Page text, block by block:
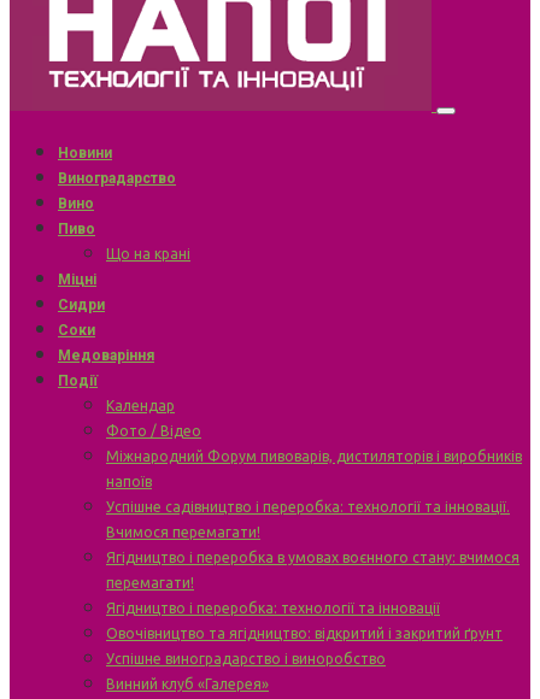
Новини
Виноградарство
Вино
Пиво
Що на крані
Міцні
Сидри
Соки
Медоваріння
Події
Календар
Фото / Відео
Міжнародний Форум пивоварів, дистиляторів і виробників
напоїв
Успішне садівництво і переробка: технології та інновації.
Вчимося перемагати!
Ягідництво і переробка в умовах воєнного стану: вчимося
перемагати!
Ягідництво і переробка: технології та інновації
Овочівництво та ягідництво: відкритий і закритий ґрунт
Успішне виноградарство і виноробство
Винний клуб «Галерея»